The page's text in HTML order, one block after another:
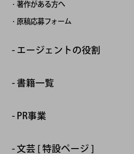
著作がある方へ
原稿応募フォーム
エージェントの役割
書籍一覧
PR事業
文芸 [ 特設ページ ]